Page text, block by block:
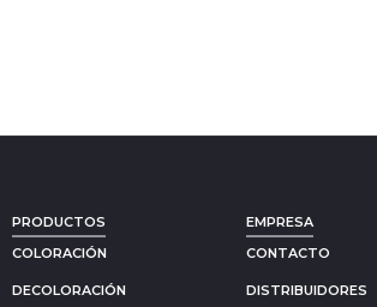
PRODUCTOS
COLORACIÓN
DECOLORACIÓN
EMPRESA
CONTACTO
DISTRIBUIDORES